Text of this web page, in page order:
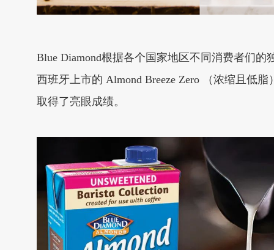
Blue Diamond根据各个国家地区不同消费者们的
西班牙上市的 Almond Breeze Zero （浓缩且低
取得了亮眼成绩。